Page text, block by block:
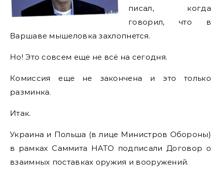
писал, когда
говорил, что в
Варшаве мышеловка захлопнется.
Но! Это совсем еще не всё на сегодня.
Комиссия еще не закончена и это только
разминка.
Итак.
Украина и Польша (в лице Министров Обороны)
в рамках Саммита НАТО подписали Договор о
взаимных поставках оружия и вооружений.